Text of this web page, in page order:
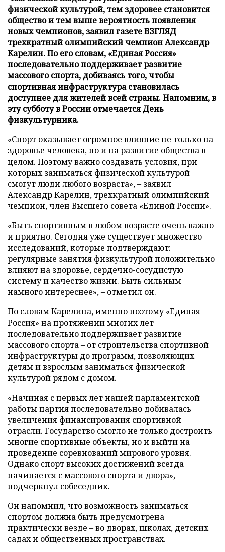
физической культурой, тем здоровее становится
общество и тем выше вероятность появления
новых чемпионов, заявил газете ВЗГЛЯД
трехкратный олимпийский чемпион Александр
Карелин. По его словам, «Единая Россия»
последовательно поддерживает развитие
массового спорта, добиваясь того, чтобы
спортивная инфраструктура становилась
доступнее для жителей всей страны. Напомним, в
эту субботу в России отмечается День
физкультурника.
«Спорт оказывает огромное влияние не только на
здоровье человека, но и на развитие общества в
целом. Поэтому важно создавать условия, при
которых заниматься физической культурой
смогут люди любого возраста», – заявил
Александр Карелин, трехкратный олимпийский
чемпион, член Высшего совета «Единой России».
«Быть спортивным в любом возрасте очень важно
и приятно. Сегодня уже существует множество
исследований, которые подтверждают:
регулярные занятия физкультурой положительно
влияют на здоровье, сердечно-сосудистую
систему и качество жизни. Быть сильным
намного интереснее», – отметил он.
По словам Карелина, именно поэтому «Единая
Россия» на протяжении многих лет
последовательно поддерживает развитие
массового спорта – от строительства спортивной
инфраструктуры до программ, позволяющих
детям и взрослым заниматься физической
культурой рядом с домом.
«Начиная с первых лет нашей парламентской
работы партия последовательно добивалась
увеличения финансирования спортивной
отрасли. Государство смогло не только достроить
многие спортивные объекты, но и выйти на
проведение соревнований мирового уровня.
Однако спорт высоких достижений всегда
начинается с массового спорта и двора», –
подчеркнул собеседник.
Он напомнил, что возможность заниматься
спортом должна быть предусмотрена
практически везде – во дворах, школах, детских
садах и общественных пространствах.